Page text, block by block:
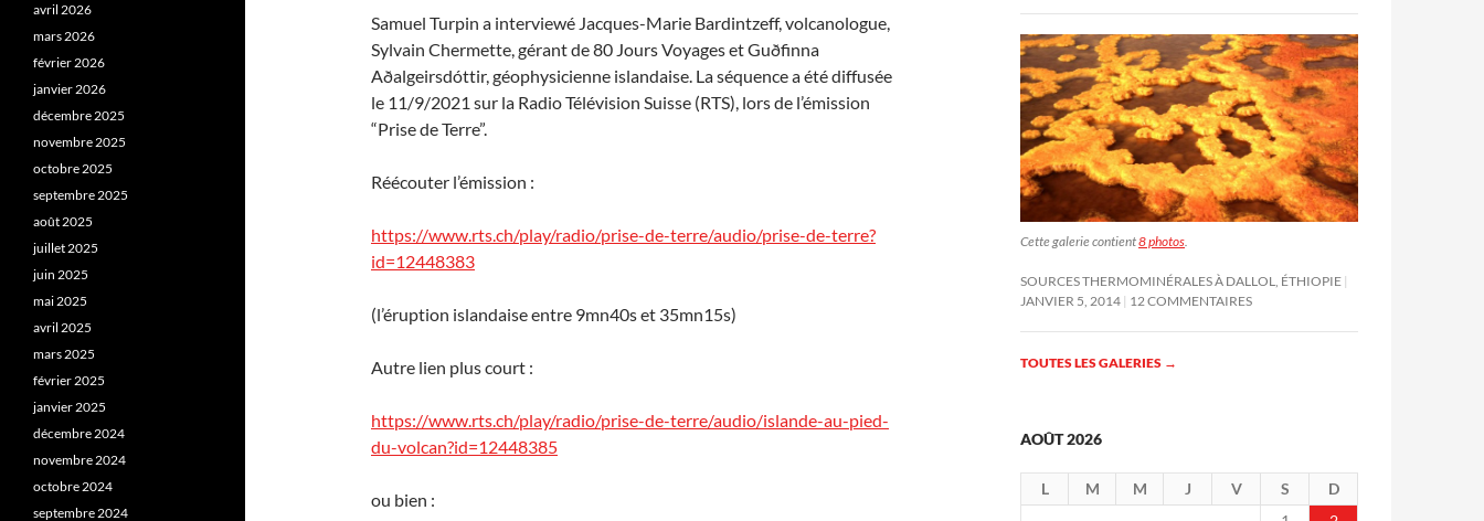
Samuel Turpin a interviewé Jacques-Marie Bardintzeff, volcanologue,
Sylvain Chermette, gérant de 80 Jours Voyages et Guðfinna
Aðalgeirsdóttir, géophysicienne islandaise. La séquence a été diffusée
le 11/9/2021 sur la Radio Télévision Suisse (RTS), lors de l’émission
“Prise de Terre”.
Réécouter l’émission :
https://www.rts.ch/play/radio/prise-de-terre/audio/prise-de-terre?
id=12448383
(l’éruption islandaise entre 9mn40s et 35mn15s)
Autre lien plus court :
https://www.rts.ch/play/radio/prise-de-terre/audio/islande-au-pied-
du-volcan?id=12448385
ou bien :
Cette galerie contient8 photos
SOURCES THERMOMINÉRALES À DALLOL, ÉTHIOPIE
JANVIER 5, 2014 12 COMMENTAIRES
TOUTES LES GALERIES →
AOÛT 2026
L M M J V S
D
avril 2026
mars 2026
février 2026
janvier 2026
décembre 2025
novembre 2025
octobre 2025
septembre 2025
août 2025
juillet 2025
juin 2025
mai 2025
avril 2025
mars 2025
février 2025
janvier 2025
décembre 2024
novembre 2024
octobre 2024
septembre 2024